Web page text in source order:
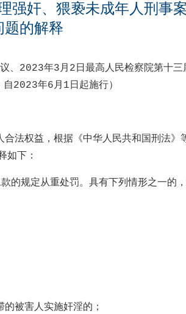
强奸、猥亵未成年人刑事
题的解释
、 2023年3月 2 日最高人民检察院第十三
自2023年6月 1 日起施行）
法权益，根据《中华人民共和国刑法》
如下：
的规定从重处罚。具有下列情形之一的
被害人实施奸淫的；